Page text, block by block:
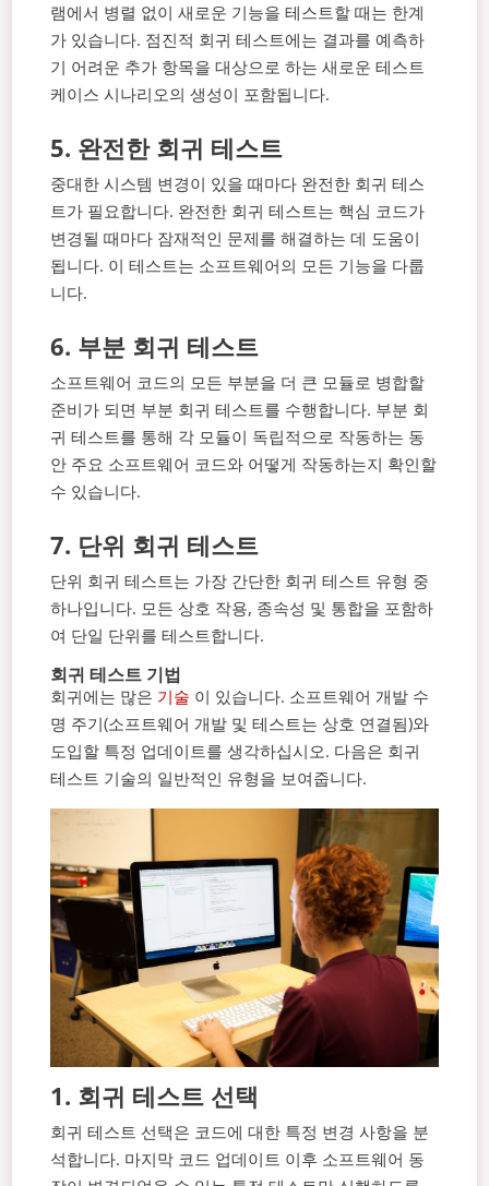
램에서 병렬 없이 새로운 기능을 테스트할 때는 한계
가 있습니다. 점진적 회귀 테스트에는 결과를 예측하
기 어려운 추가 항목을 대상으로 하는 새로운 테스트
케이스 시나리오의 생성이 포함됩니다.
5. 완전한 회귀 테스트
중대한 시스템 변경이 있을 때마다 완전한 회귀 테스
트가 필요합니다. 완전한 회귀 테스트는 핵심 코드가
변경될 때마다 잠재적인 문제를 해결하는 데 도움이
됩니다. 이 테스트는 소프트웨어의 모든 기능을 다룹
니다.
6. 부분 회귀 테스트
소프트웨어 코드의 모든 부분을 더 큰 모듈로 병합할
준비가 되면 부분 회귀 테스트를 수행합니다. 부분 회
귀 테스트를 통해 각 모듈이 독립적으로 작동하는 동
안 주요 소프트웨어 코드와 어떻게 작동하는지 확인할
수 있습니다.
7. 단위 회귀 테스트
단위 회귀 테스트는 가장 간단한 회귀 테스트 유형 중
하나입니다. 모든 상호 작용, 종속성 및 통합을 포함하
여 단일 단위를 테스트합니다.
회귀 테스트 기법
회귀에는 많은 기술 이 있습니다. 소프트웨어 개발 수
명 주기(소프트웨어 개발 및 테스트는 상호 연결됨)와
도입할 특정 업데이트를 생각하십시오. 다음은 회귀
테스트 기술의 일반적인 유형을 보여줍니다.
1. 회귀 테스트 선택
회귀 테스트 선택은 코드에 대한 특정 변경 사항을 분
석합니다. 마지막 코드 업데이트 이후 소프트웨어 동